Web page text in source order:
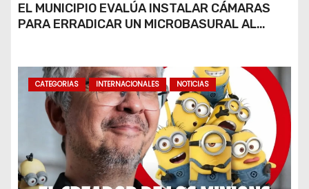
EL MUNICIPIO EVALÚA INSTALAR CÁMARAS
PARA ERRADICAR UN MICROBASURAL AL
CATEGORIAS INTERNACIONALES NOTICIAS